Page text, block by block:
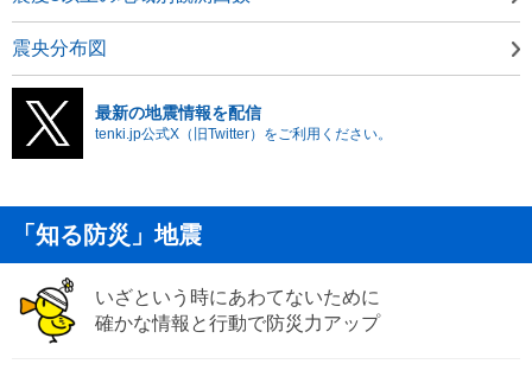
震央分布図
最新の地震情報を配信
tenki.jp公式X（旧Twitter）をご利用ください。
「知る防災」地震
いざという時にあわてないために
確かな情報と行動で防災力アップ